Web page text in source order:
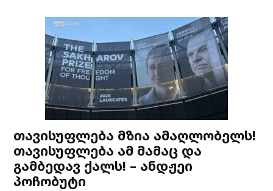
თავისუფლება მზია ამაღლობელს!
თავისუფლება ამ მამაც და
გამბედავ ქალს! – ანდჟეი
პოჩობუტი